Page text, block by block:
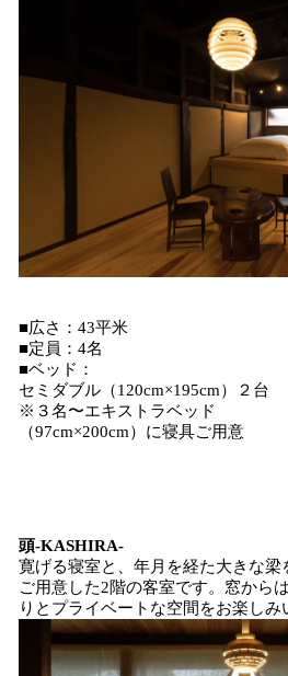
■広さ：43平米
■定員：4名
■ベッド：
セミダブル（120cm×195cm）２台
※３名〜エキストラベッド
（97cm×200cm）に寝具ご用意
頭-KASHIRA-
寛げる寝室と、年月を経た大きな梁
ご用意した2階の客室です。窓から
りとプライベートな空間をお楽しみ